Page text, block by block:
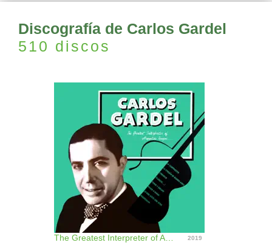
Discografía de Carlos Gardel
510 discos
2019